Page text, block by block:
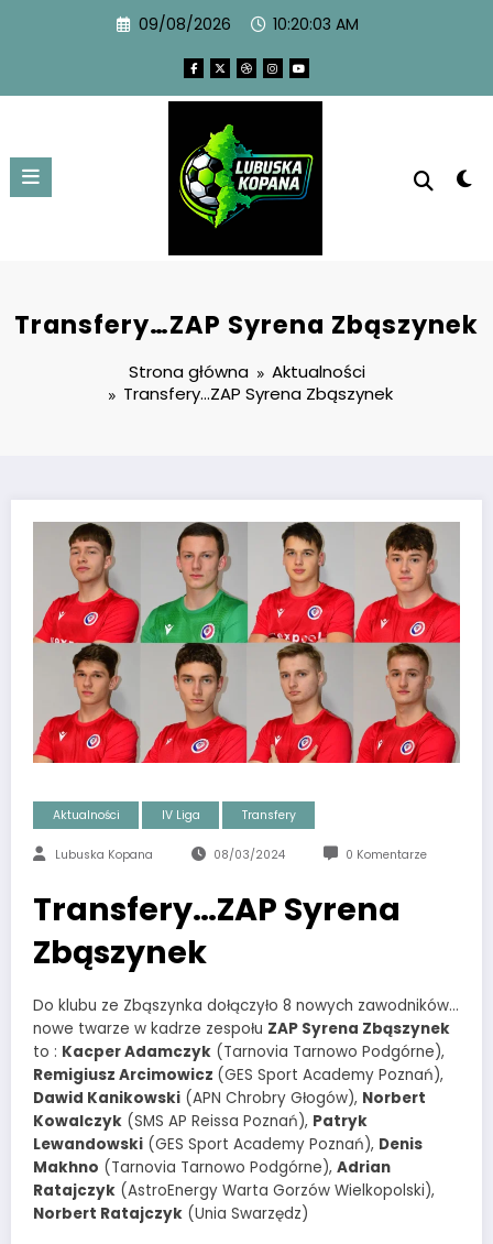
09/08/2026 10:20:04 AM
Transfery…ZAP Syrena Zbąszynek
Strona główna
Aktualności
Transfery…ZAP Syrena Zbąszynek
Aktualności IV Liga Transfery
Lubuska Kopana 08/03/2024 0 Komentarze
Transfery…ZAP Syrena
Zbąszynek
Do klubu ze Zbąszynka dołączyło 8 nowych zawodników…
nowe twarze w kadrze zespołu ZAP Syrena Zbąszynek
to : Kacper Adamczyk (Tarnovia Tarnowo Podgórne),
Remigiusz Arcimowicz (GES Sport Academy Poznań),
Dawid Kanikowski (APN Chrobry Głogów), Norbert
Kowalczyk (SMS AP Reissa Poznań), Patryk
Lewandowski (GES Sport Academy Poznań), Denis
Makhno (Tarnovia Tarnowo Podgórne), Adrian
Ratajczyk (AstroEnergy Warta Gorzów Wielkopolski),
Norbert Ratajczyk (Unia Swarzędz)